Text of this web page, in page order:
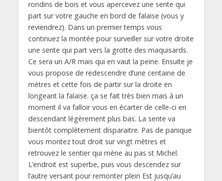
rondins de bois et vous apercevez une sente qui
part sur votre gauche en bord de falaise (vous y
reviendrez). Dans un premier temps vous
continuez la montée pour surveiller sur votre droite
une sente qui part vers la grotte des maquisards.
Ce sera un A/R mais qui en vaut la peine. Ensuite je
vous propose de redescendre d’une centaine de
mètres et cette fois de partir sur la droite en
longeant la falaise. ça se fait très bien mais à un
moment il va falloir vous en écarter de celle-ci en
descendant légèrement plus bas. La sente va
bientôt complètement disparaitre. Pas de panique
vous montez tout droit sur vingt mètres et
retrouvez le sentier qui mène au pas st Michel.
L’endroit est superbe, puis vous descendez sur
l’autre versant pour remonter plein Est jusqu’au